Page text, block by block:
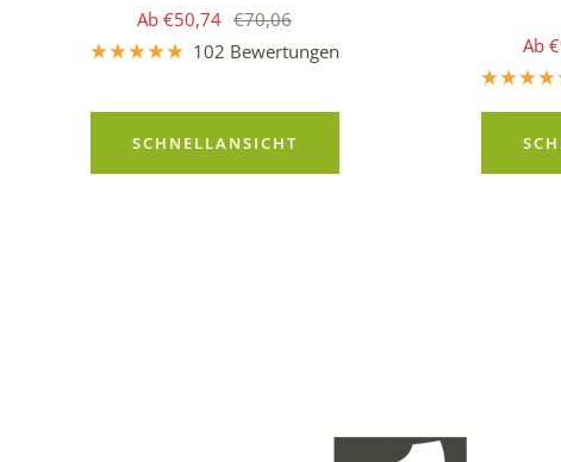
Angebotspreis
Ab €50,74 Regulärer
Preis
€70,06
102 Bewertungen
SCHNELLANSICHT
Ab